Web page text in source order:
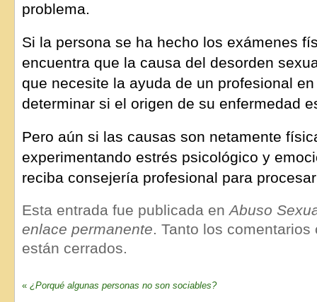
problema.
Si la persona se ha hecho los exámenes
encuentra que la causa del desorden
que necesite la ayuda de un profesional
determinar si el origen de su enfermedad
Pero aún si las causas son netamente
experimentando estrés psicológico y
reciba consejería profesional para
Esta entrada fue publicada enAbuso
enlace permanente. Tanto los
están cerrados.
« ¿Porqué algunas personas no son sociables?